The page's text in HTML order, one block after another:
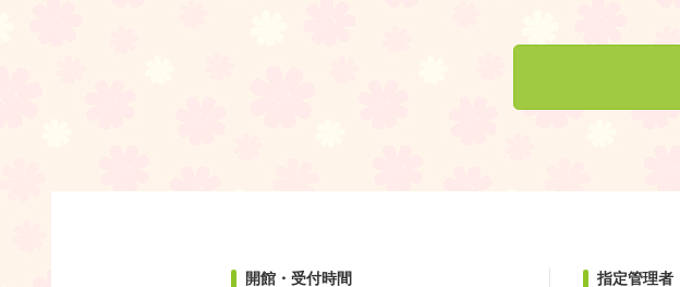
開館・受付時間 指定管理者